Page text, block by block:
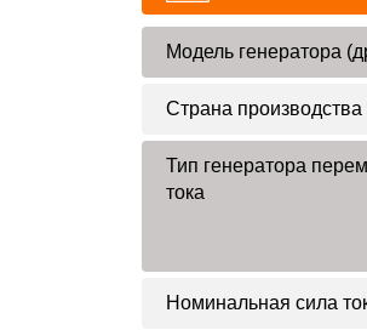
Модель генератора
Страна производства
Тип генератора
тока
Номинальная сила